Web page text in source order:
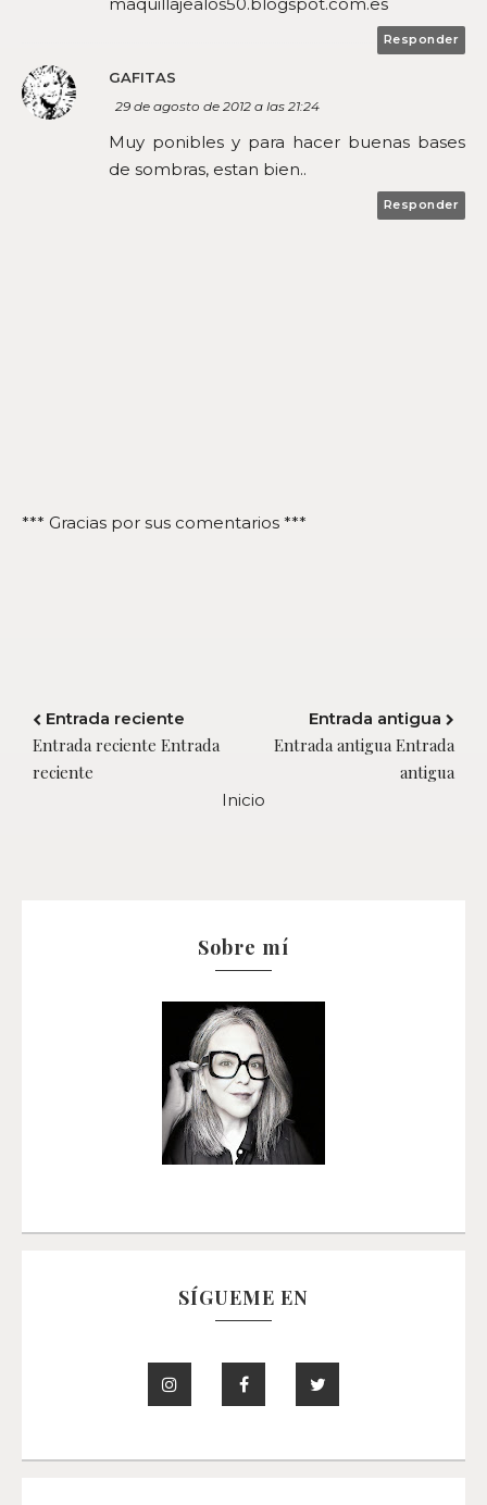
maquillajealos50.blogspot.com.es
Responder
GAFITAS
29 de agosto de 2012 a las 21:24
Muy ponibles y para hacer buenas bases
de sombras, estan bien..
Responder
*** Gracias por sus comentarios ***
Entrada reciente
Entrada reciente Entrada
reciente
Entrada antigua
Entrada antigua Entrada
antigua
Inicio
Sobre mí
SÍGUEME EN